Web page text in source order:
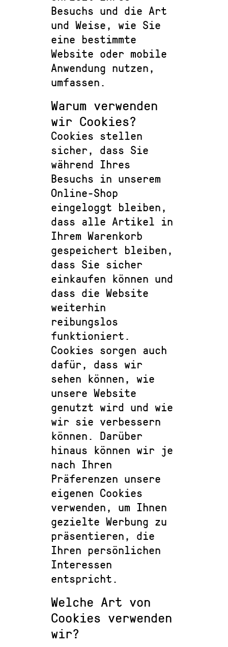
Besuchs und die Art
und Weise, wie Sie
eine bestimmte
Website oder mobile
Anwendung nutzen,
umfassen.
Warum verwenden
wir Cookies?
Cookies stellen
sicher, dass Sie
während Ihres
Besuchs in unserem
Online-Shop
eingeloggt bleiben,
dass alle Artikel in
Ihrem Warenkorb
gespeichert bleiben,
dass Sie sicher
einkaufen können und
dass die Website
weiterhin
reibungslos
funktioniert.
Cookies sorgen auch
dafür, dass wir
sehen können, wie
unsere Website
genutzt wird und wie
wir sie verbessern
können. Darüber
hinaus können wir je
nach Ihren
Präferenzen unsere
eigenen Cookies
verwenden, um Ihnen
gezielte Werbung zu
präsentieren, die
Ihren persönlichen
Interessen
entspricht.
Welche Art von
Cookies verwenden
wir?